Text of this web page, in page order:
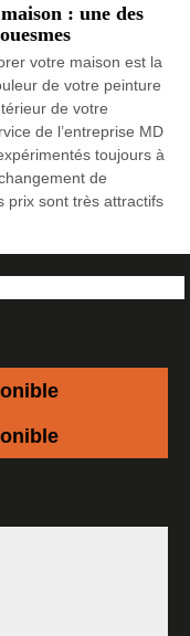
: une des
votre maison est la
de votre peinture
de votre
de l’entreprise MD
toujours à
de
prix sont très attractifs